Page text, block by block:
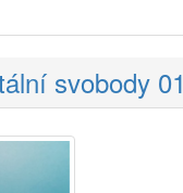
svobody 01